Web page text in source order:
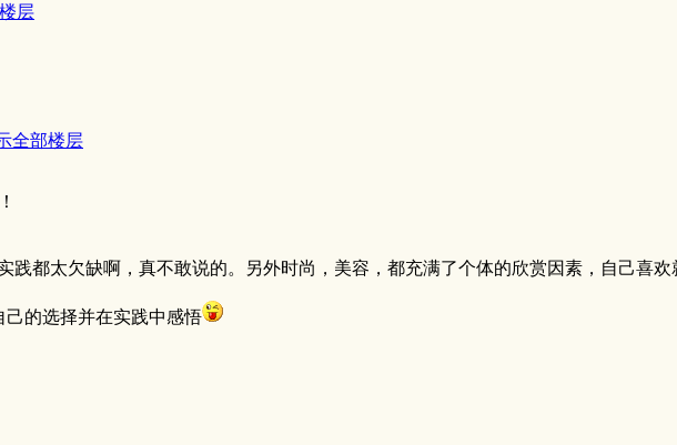
层
全部楼层
践都太欠缺啊，真不敢说的。另外时尚，美容，都充满了个体的欣赏因素，自己喜欢
的选择并在实践中感悟